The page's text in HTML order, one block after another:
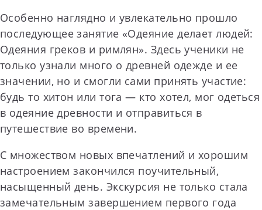
Особенно наглядно и увлекательно прошло
последующее занятие «Одеяние делает людей:
Одеяния греков и римлян». Здесь ученики не
только узнали много о древней одежде и ее
значении, но и смогли сами принять участие:
будь то хитон или тога — кто хотел, мог одеться
в одеяние древности и отправиться в
путешествие во времени.
С множеством новых впечатлений и хорошим
настроением закончился поучительный,
насыщенный день. Экскурсия не только стала
замечательным завершением первого года